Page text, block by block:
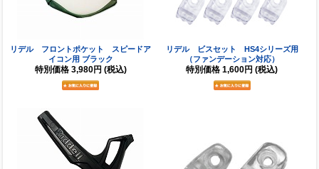
リデル フロントポケット スピードア
イコン用 ブラック
特別価格 3,980円 (税込)
リデル ビスセット HS4シリーズ用
（ファンデーション対応）
特別価格 1,600円 (税込)